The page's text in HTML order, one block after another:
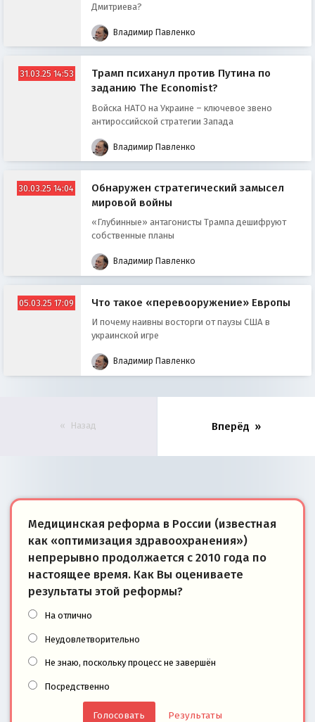
Дмитриева?
Владимир Павленко
31.03.25 14:53
Трамп психанул против Путина по
заданию The Economist?
Войска НАТО на Украине – ключевое звено
антироссийской стратегии Запада
Владимир Павленко
30.03.25 14:04
Обнаружен стратегический замысел
мировой войны
«Глубинные» антагонисты Трампа дешифруют
собственные планы
Владимир Павленко
05.03.25 17:09 Что такое «перевооружение» Европы
И почему наивны восторги от паузы США в
украинской игре
Владимир Павленко
Назад Вперёд
Медицинская реформа в России (известная
как «оптимизация здравоохранения»)
непрерывно продолжается с 2010 года по
настоящее время. Как Вы оцениваете
результаты этой реформы?
На отлично
Неудовлетворительно
Не знаю, поскольку процесс не завершён
Посредственно
Результаты